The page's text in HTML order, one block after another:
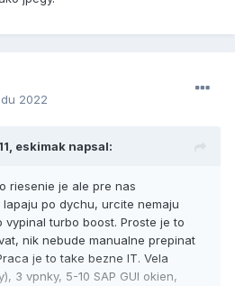
2022
eskimak napsal:
riesenie je ale pre nas
po dychu, urcite nemaju
turbo boost. Proste je to
nik nebude manualne prepinat
je to take bezne IT. Vela
3 vpnky, 5-10 SAP GUI okien,